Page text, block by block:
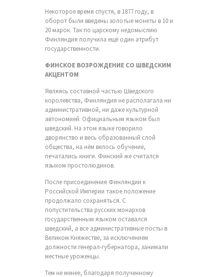
Некоторое время спустя, в 1877 году, в
оборот были введены золотые монеты в 10 и
20 марок. Так по царскому недомыслию
Финляндия получила ещё один атрибут
государственности.
ФИНСКОЕ ВОЗРОЖДЕНИЕ СО ШВЕДСКИМ
АКЦЕНТОМ
Являясь составной частью Шведского
королевства, Финляндия не располагала ни
административной, ни даже культурной
автономией. Официальным языком был
шведский. На этом языке говорило
дворянство и весь образованный слой
общества, на нём велось обучение,
печатались книги. Финский же считался
языком простолюдинов.
После присоединения Финляндии к
Российской Империи такое положение
продолжало сохраняться. С
попустительства русских монархов
государственным языком оставался
шведский, а все административные посты в
Великом Княжестве, за исключением
должности генерал-губернатора, занимали
местные уроженцы.
Тем не менее, благодаря полученному